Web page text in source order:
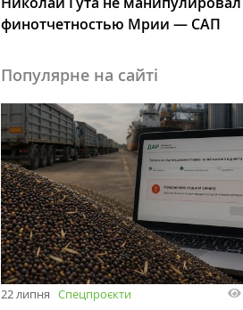
финотчетностью Мрии — САП
Популярне на сайті
22 липня Спецпроєкти